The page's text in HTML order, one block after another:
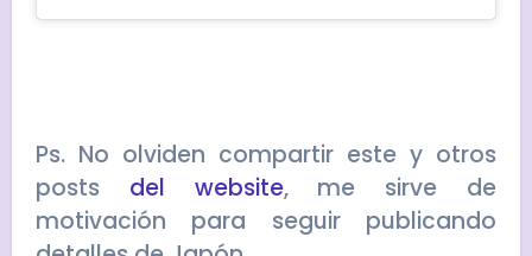
Ps. No olviden compartir este y otros
posts del website, me sirve de
motivación para seguir publicando